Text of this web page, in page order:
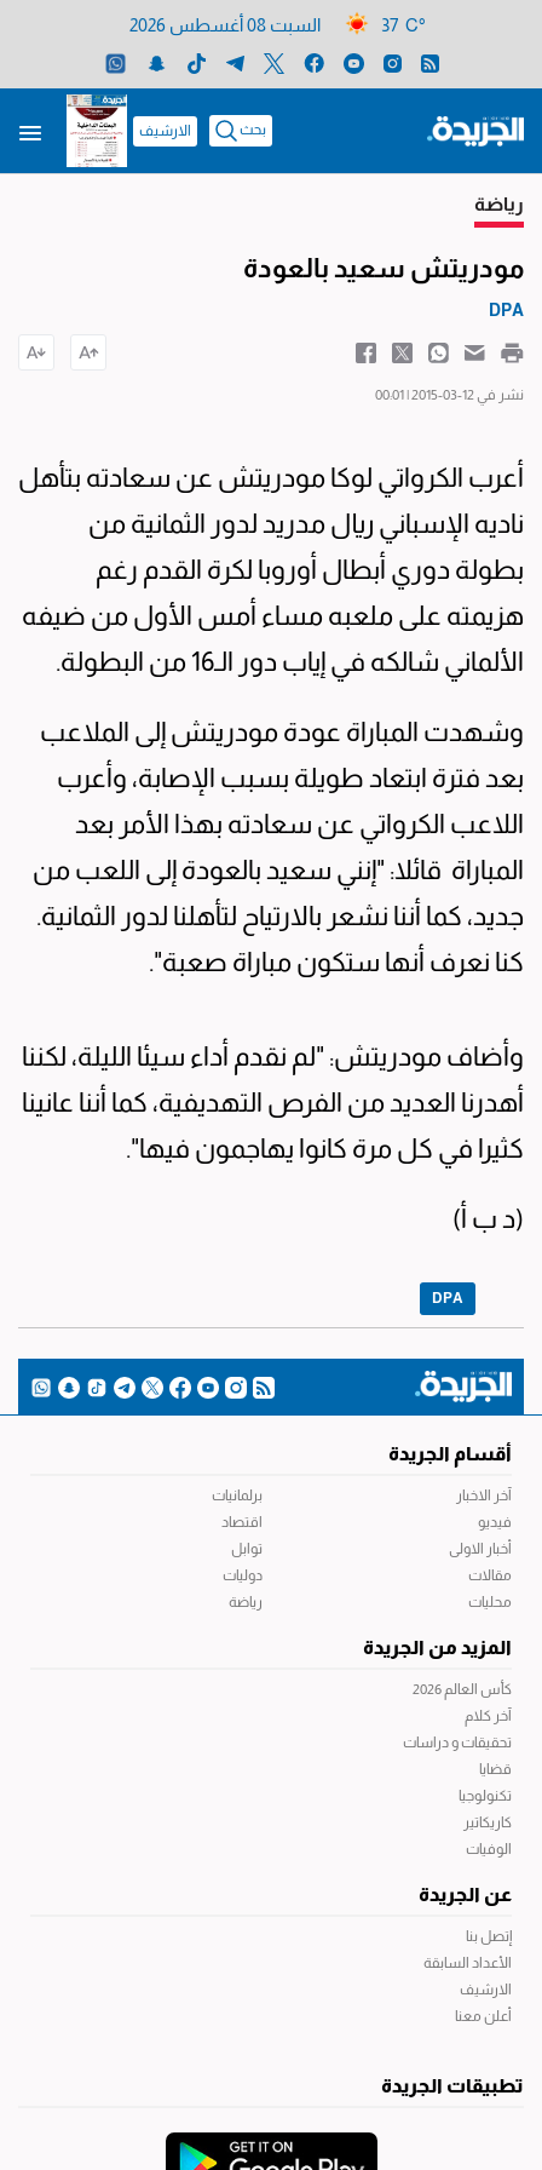
37 C° السبت 08 أغسطس 2026
بحث الارشيف
رياضة
مودريتش سعيد بالعودة
DPA
نشر في 12-03-2015 | 00:01
أعرب الكرواتي لوكا مودريتش عن سعادته بتأهل
ناديه الإسباني ريال مدريد لدور الثمانية من
بطولة دوري أبطال أوروبا لكرة القدم رغم
هزيمته على ملعبه مساء أمس الأول من ضيفه
الألماني شالكه في إياب دور الـ16 من البطولة.
وشهدت المباراة عودة مودريتش إلى الملاعب
بعد فترة ابتعاد طويلة بسبب الإصابة، وأعرب
اللاعب الكرواتي عن سعادته بهذا الأمر بعد
المباراة قائلا: "إنني سعيد بالعودة إلى اللعب من
جديد، كما أننا نشعر بالارتياح لتأهلنا لدور الثمانية.
كنا نعرف أنها ستكون مباراة صعبة".
وأضاف مودريتش: "لم نقدم أداء سيئا الليلة، لكننا
أهدرنا العديد من الفرص التهديفية، كما أننا عانينا
كثيرا في كل مرة كانوا يهاجمون فيها".
(د ب أ)
DPA
أقسام الجريدة
آخر الاخبار
فيديو
أخبار الاولى
مقالات
محليات
برلمانيات
اقتصاد
توابل
دوليات
رياضة
المزيد من الجريدة
كأس العالم 2026
آخر كلام
تحقيقات و دراسات
قضايا
تكنولوجيا
كاريكاتير
الوفيات
عن الجريدة
إتصل بنا
الأعداد السابقة
الارشيف
أعلن معنا
تطبيقات الجريدة